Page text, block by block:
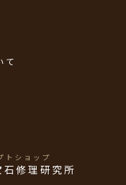
て
トショップ
石修理研究所